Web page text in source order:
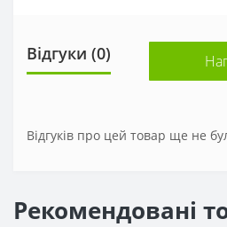
Відгуки (0)
Відгуків про цей товар ще не
Рекомендовані